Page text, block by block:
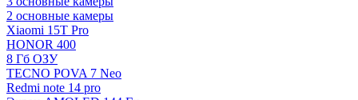
2 основные камеры
Xiaomi 15T Pro
HONOR 400
8 Гб ОЗУ
TECNO POVA 7 Neo
Redmi note 14 pro